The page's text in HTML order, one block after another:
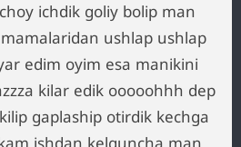
ichdik goliy bolip man
ushlap ushlap
edim oyim esa manikini
kilar edik ooooohhh dep
gaplaship otirdik kechga